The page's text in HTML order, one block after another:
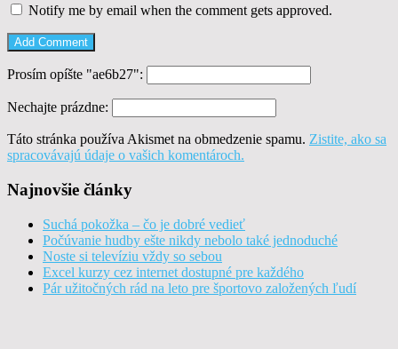
Notify me by email when the comment gets approved.
Prosím opíšte "ae6b27":
Nechajte prázdne:
Táto stránka používa Akismet na obmedzenie spamu. Zistite, ako sa
spracovávajú údaje o vašich komentároch.
Najnovšie články
Suchá pokožka – čo je dobré vedieť
Počúvanie hudby ešte nikdy nebolo také jednoduché
Noste si televíziu vždy so sebou
Excel kurzy cez internet dostupné pre každého
Pár užitočných rád na leto pre športovo založených ľudí